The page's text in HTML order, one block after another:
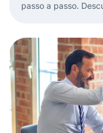
passo a passo.